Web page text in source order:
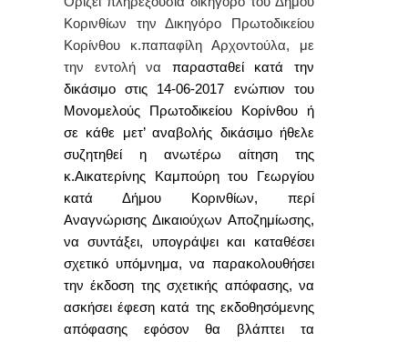
Κορινθίων την Δικηγόρο Πρωτοδικείου
Κορίνθου κ.παπαφίλη Αρχοντούλα, με
την εντολή να παρασταθεί κατά την
δικάσιμο στις 14-06-2017 ενώπιον του
Μονομελούς Πρωτοδικείου Κορίνθου ή
σε κάθε μετ’ αναβολής δικάσιμο ήθελε
συζητηθεί η ανωτέρω αίτηση της
κ.Αικατερίνης Καμπούρη του Γεωργίου
κατά Δήμου Κορινθίων, περί
Αναγνώρισης Δικαιούχων Αποζημίωσης,
να συντάξει, υπογράψει και καταθέσει
σχετικό υπόμνημα, να παρακολουθήσει
την έκδοση της σχετικής απόφασης, να
ασκήσει έφεση κατά της εκδοθησόμενης
απόφασης εφόσον θα βλάπτει τα